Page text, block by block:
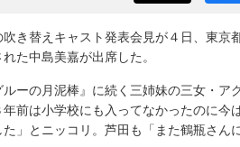
き替えキャスト発表会見が４日、東京
た中島美嘉が出席した。
ーの月泥棒』に続く三姉妹の三女・ア
前は小学校にも入ってなかったのに今
」とニッコリ。芦田も「また鶴瓶さん